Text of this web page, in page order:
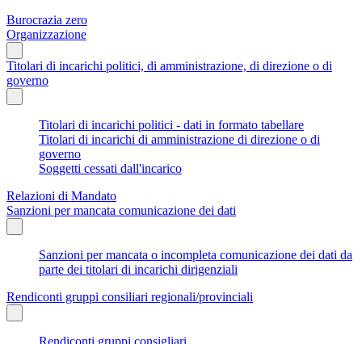
Burocrazia zero
Organizzazione
Titolari di incarichi politici, di amministrazione, di direzione o di
governo
Titolari di incarichi politici - dati in formato tabellare
Titolari di incarichi di amministrazione di direzione o di
governo
Soggetti cessati dall'incarico
Relazioni di Mandato
Sanzioni per mancata comunicazione dei dati
Sanzioni per mancata o incompleta comunicazione dei dati da
parte dei titolari di incarichi dirigenziali
Rendiconti gruppi consiliari regionali/provinciali
Rendiconti gruppi consigliari